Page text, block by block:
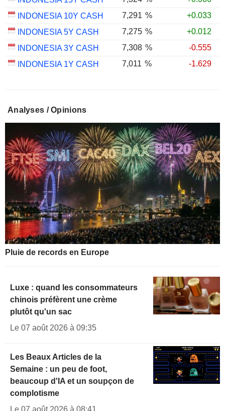
INDONESIA 10Y CASH
7,291 %
+0.033
INDONESIA 5Y CASH
7,275 %
+0.012
INDONESIA 3Y CASH
7,308 %
-0.555
INDONESIA 1Y CASH
7,011 % -1.629
Analyses / Opinions
Pluie de records en Europe
Luxe : quand les consommateurs
chinois préfèrent une crème
plutôt qu'un sac
Le 07 août 2026 à 09:35
Les Beaux Articles de la
Semaine : un peu de foot,
beaucoup d'IA et un soupçon de
complotisme